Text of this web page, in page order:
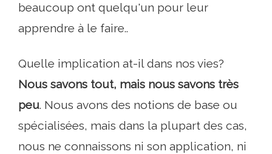
beaucoup ont quelqu'un pour leur
apprendre à le faire..
Quelle implication at-il dans nos vies?
Nous savons tout, mais nous savons très
peu. Nous avons des notions de base ou
spécialisées, mais dans la plupart des cas,
nous ne connaissons ni son application, ni